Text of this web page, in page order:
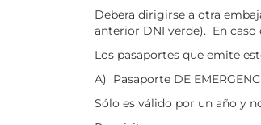
Debera dirigirse a otra
anterior DNI verde). En
Los pasaportes que emite
A) Pasaporte DE
Sólo es válido por un año y